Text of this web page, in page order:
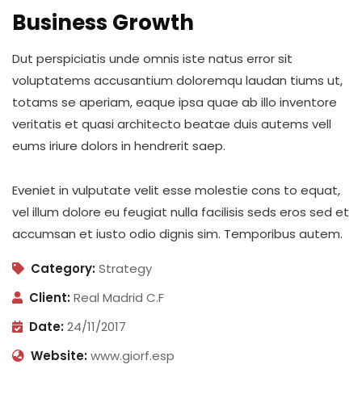
Business Growth
Dut perspiciatis unde omnis iste natus error sit
voluptatems accusantium doloremqu laudan tiums ut,
totams se aperiam, eaque ipsa quae ab illo inventore
veritatis et quasi architecto beatae duis autems vell
eums iriure dolors in hendrerit saep.
Eveniet in vulputate velit esse molestie cons to equat,
vel illum dolore eu feugiat nulla facilisis seds eros sed et
accumsan et iusto odio dignis sim. Temporibus autem.
Category:Strategy
Client:Real Madrid C.F
Date:24/11/2017
Website:www.giorf.esp